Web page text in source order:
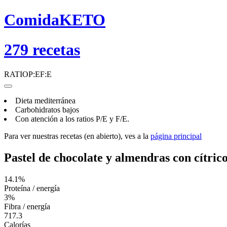
ComidaKETO
279 recetas
RATIOP:EF:E
Dieta mediterránea
Carbohidratos bajos
Con atención a los ratios P/E y F/E.
Para ver nuestras recetas (en abierto), ves a la página principal
Pastel de chocolate y almendras con
14.1%
Proteína / energía
3%
Fibra / energía
717.3
Calorías